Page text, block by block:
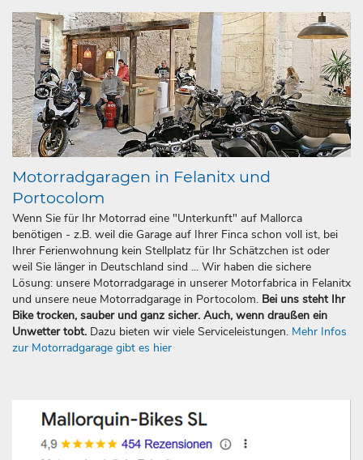
Motorradgaragen in Felanitx und
Portocolom
Wenn Sie für Ihr Motorrad eine "Unterkunft" auf Mallorca
benötigen - z.B. weil die Garage auf Ihrer Finca schon voll ist, bei
Ihrer Ferienwohnung kein Stellplatz für Ihr Schätzchen ist oder
weil Sie länger in Deutschland sind ... Wir haben die sichere
Lösung: unsere Motorradgarage in unserer Motorfabrica in Felanitx
und unsere neue Motorradgarage in Portocolom. Bei uns steht Ihr
Bike trocken, sauber und ganz sicher. Auch, wenn draußen ein
Unwetter tobt. Dazu bieten wir viele Serviceleistungen. Mehr Infos
zur Motorradgarage gibt es hier